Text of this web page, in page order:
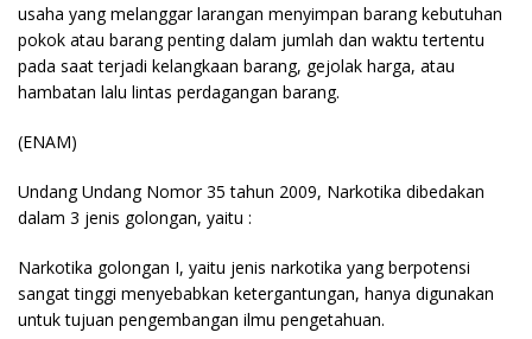
usaha yang melanggar larangan menyimpan barang kebutuhan
pokok atau barang penting dalam jumlah dan waktu tertentu
pada saat terjadi kelangkaan barang, gejolak harga, atau
hambatan lalu lintas perdagangan barang.
(ENAM)
Undang Undang Nomor 35 tahun 2009, Narkotika dibedakan
dalam 3 jenis golongan, yaitu :
Narkotika golongan I, yaitu jenis narkotika yang berpotensi
sangat tinggi menyebabkan ketergantungan, hanya digunakan
untuk tujuan pengembangan ilmu pengetahuan.